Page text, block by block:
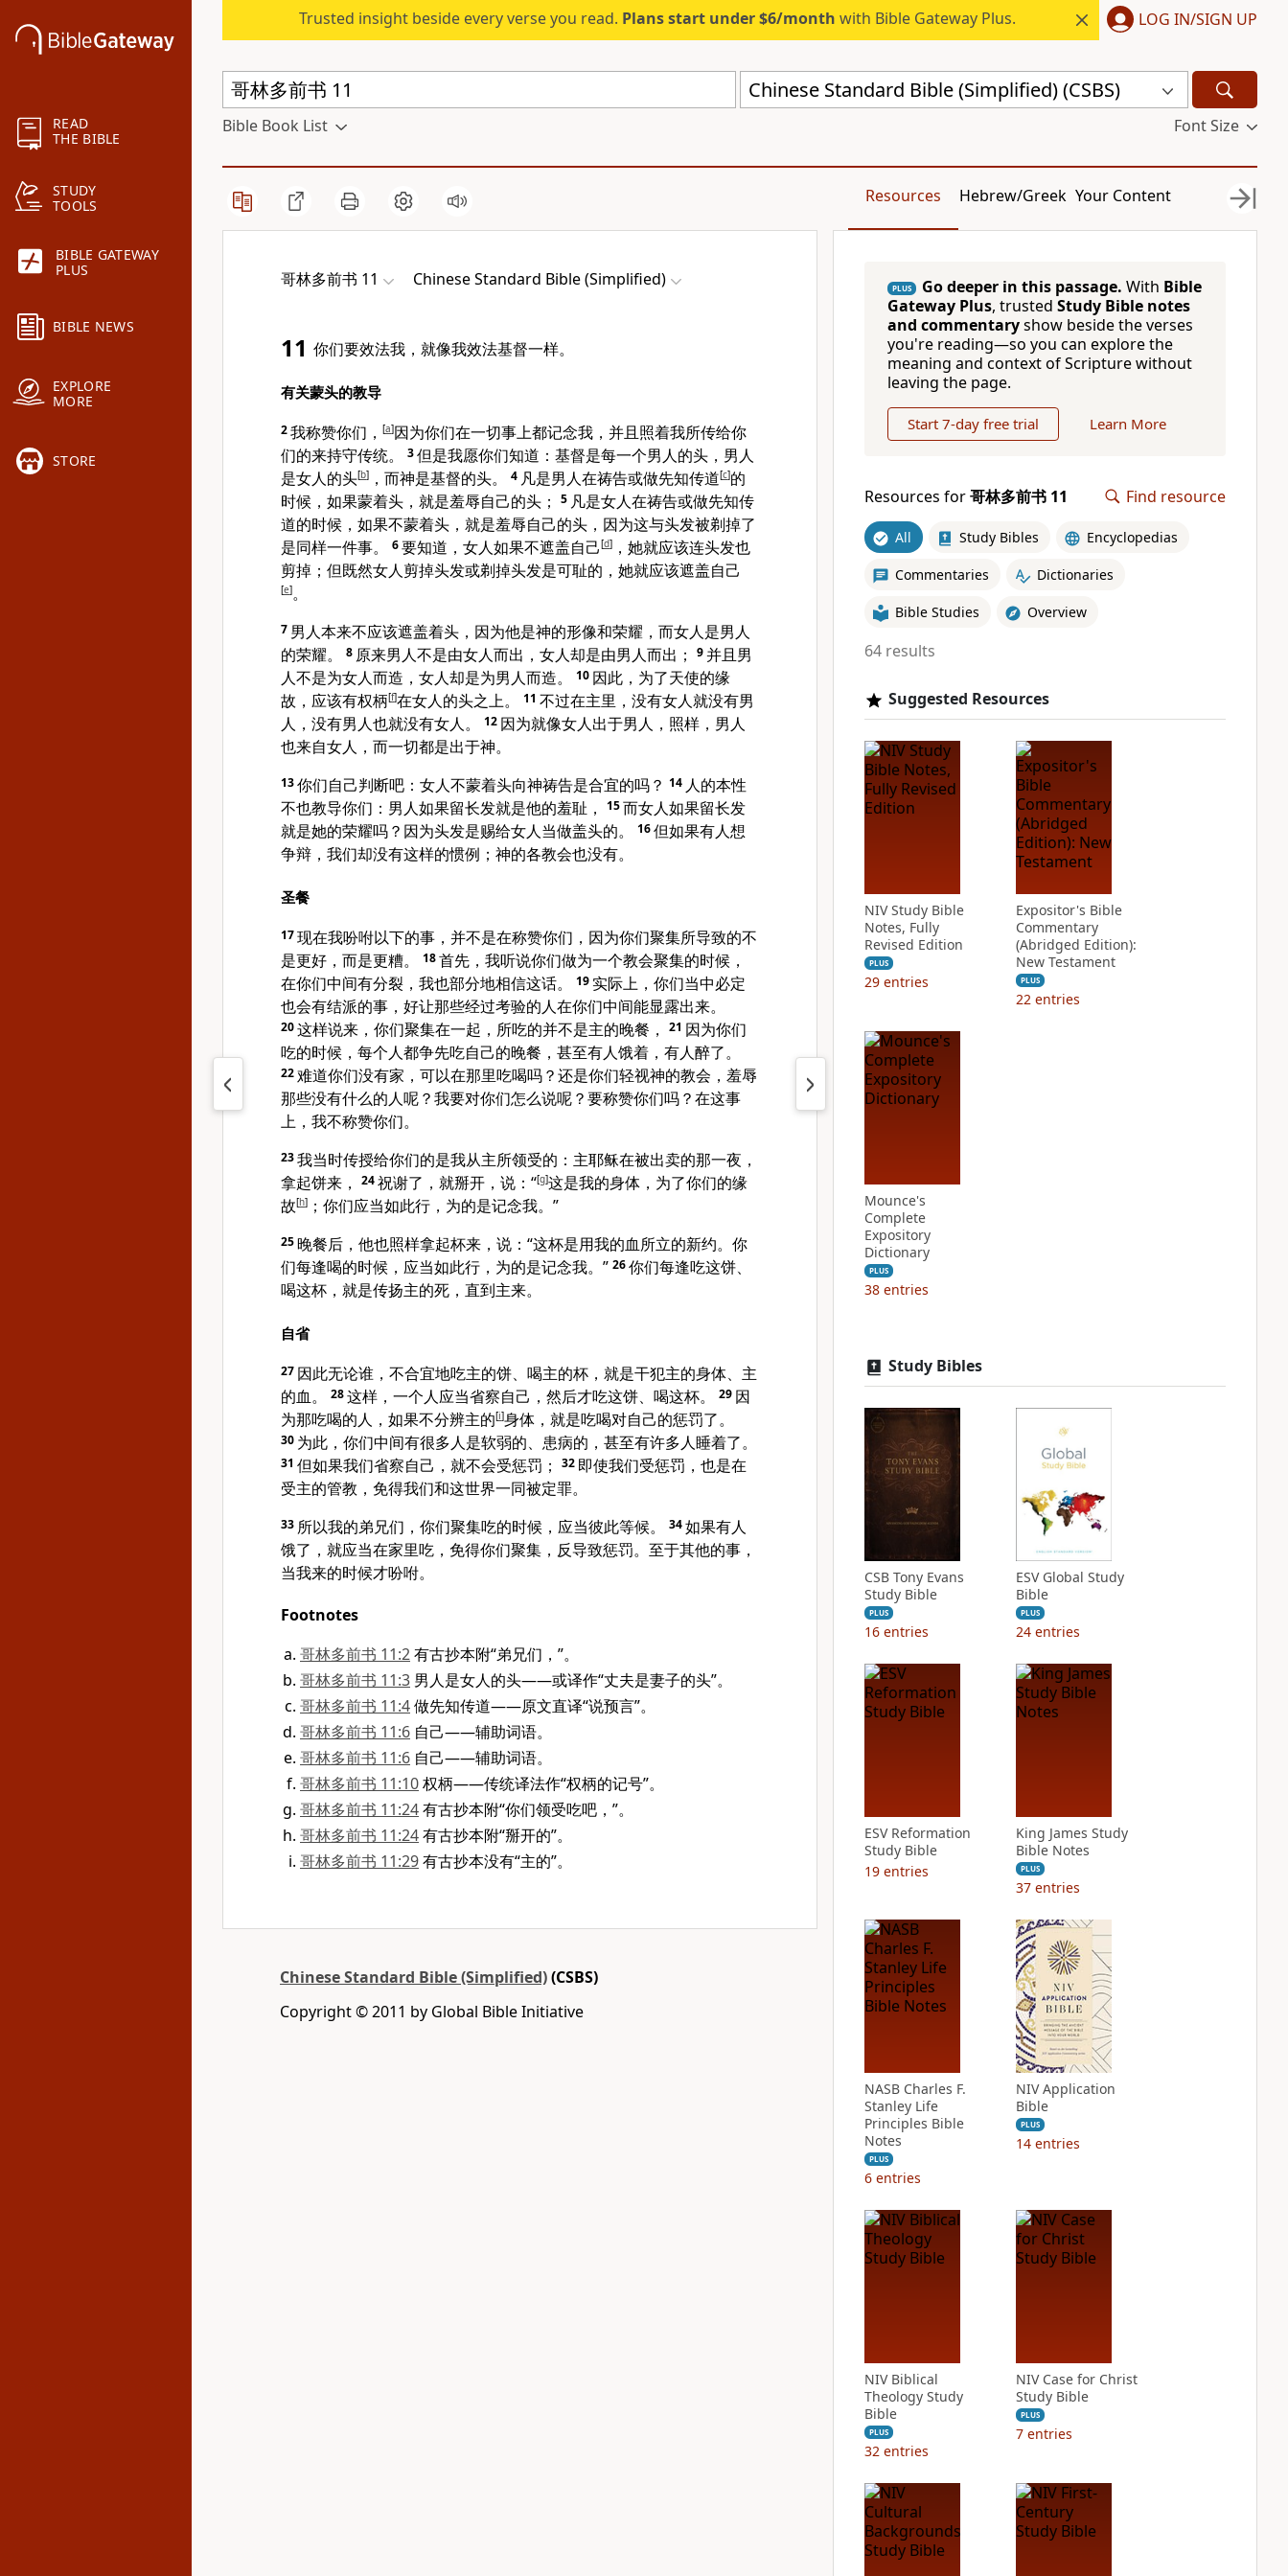
READ
THE BIBLE
STUDY
TOOLS
BIBLE GATEWAY
PLUS
BIBLE NEWS
EXPLORE
MORE
STORE
Trusted insight beside every verse you read. Plans start under $6/month with Bible Gateway Plus. LOG IN/SIGN UP
Chinese Standard Bible (Simplified) (CSBS)
Bible Book List Font Size
Resources Hebrew/Greek Your Content
哥林多前书 11 Chinese Standard Bible (Simplified)
11 你们要效法我，就像我效法基督一样。
有关蒙头的教导
2我称赞你们， [a]因为你们在一切事上都记念我，并且照着我所传给你
们的来持守传统。
3但是我愿你们知道：基督是每一个男人的头，男人
是女人的头[b] ，而神是基督的头。 4 凡是男人在祷告或做先知传道[c]的
时候，如果蒙着头，就是羞辱自己的头；
5 凡是女人在祷告或做先知传
道的时候，如果不蒙着头，就是羞辱自己的头，因为这与头发被剃掉了
是同样一件事。
6要知道，女人如果不遮盖自己[d] ，她就应该连头发也
剪掉；但既然女人剪掉头发或剃掉头发是可耻的，她就应该遮盖自己
[e]。
7 男人本来不应该遮盖着头，因为他是神的形像和荣耀，而女人是男人
的荣耀。
8 原来男人不是由女人而出，女人却是由男人而出； 9并且男
人不是为女人而造，女人却是为男人而造。
10 因此，为了天使的缘
故，应该有权柄[f]在女人的头之上。 11 不过在主里，没有女人就没有男
人，没有男人也就没有女人。
12 因为就像女人出于男人，照样，男人
也来自女人，而一切都是出于神。
13你们自己判断吧：女人不蒙着头向神祷告是合宜的吗？ 14 人的本性
不也教导你们：男人如果留长发就是他的羞耻，
15而女人如果留长发
就是她的荣耀吗？因为头发是赐给女人当做盖头的。
16但如果有人想
争辩，我们却没有这样的惯例；神的各教会也没有。
圣餐
17现在我吩咐以下的事，并不是在称赞你们，因为你们聚集所导致的不
是更好，而是更糟。
18首先，我听说你们做为一个教会聚集的时候，
在你们中间有分裂，我也部分地相信这话。
19 实际上，你们当中必定
也会有结派的事，好让那些经过考验的人在你们中间能显露出来。
20这样说来，你们聚集在一起，所吃的并不是主的晚餐， 21 因为你们
吃的时候，每个人都争先吃自己的晚餐，甚至有人饿着，有人醉了。
22难道你们没有家，可以在那里吃喝吗？还是你们轻视神的教会，羞辱
那些没有什么的人呢？我要对你们怎么说呢？要称赞你们吗？在这事
上，我不称赞你们。
23我当时传授给你们的是我从主所领受的：主耶稣在被出卖的那一夜，
拿起饼来，
24祝谢了，就掰开，说： “[g]这是我的身体，为了你们的缘
故[h] ；你们应当如此行，为的是记念我。”
25晚餐后，他也照样拿起杯来，说： “这杯是用我的血所立的新约。你
们每逢喝的时候，应当如此行，为的是记念我。” 26你们每逢吃这饼、
喝这杯，就是传扬主的死，直到主来。
自省
27 因此无论谁，不合宜地吃主的饼、喝主的杯，就是干犯主的身体、主
的血。
28这样，一个人应当省察自己，然后才吃这饼、喝这杯。 29 因
为那吃喝的人，如果不分辨主的[i]身体，就是吃喝对自己的惩罚了。
30 为此，你们中间有很多人是软弱的、患病的，甚至有许多人睡着了。
31 但如果我们省察自己，就不会受惩罚； 32 即使我们受惩罚，也是在
受主的管教，免得我们和这世界一同被定罪。
33 所以我的弟兄们，你们聚集吃的时候，应当彼此等候。 34如果有人
饿了，就应当在家里吃，免得你们聚集，反导致惩罚。至于其他的事，
当我来的时候才吩咐。
Footnotes
哥林多前书 11:2有古抄本附“弟兄们，”。
哥林多前书 11:3 男人是女人的头——或译作“丈夫是妻子的头”。
哥林多前书 11:4做先知传道——原文直译“说预言”。
哥林多前书 11:6 自己——辅助词语。
哥林多前书 11:6 自己——辅助词语。
哥林多前书 11:10权柄——传统译法作“权柄的记号”。
哥林多前书 11:24有古抄本附“你们领受吃吧，”。
哥林多前书 11:24有古抄本附“掰开的”。
哥林多前书 11:29有古抄本没有“主的”。
Chinese Standard Bible (Simplified)(CSBS)
Copyright © 2011 by Global Bible Initiative
PLUS Go deeper in this passage. With Bible
Gateway Plus, trusted Study Bible notes
and commentaryshow beside the verses
you're reading—so you can explore the
meaning and context of Scripture without
leaving the page.
Start 7-day free trial Learn More
Resources for哥林多前书 11 Find resource
All Study Bibles Encyclopedias
Commentaries Dictionaries
Bible Studies Overview
64 results
Suggested Resources
NIV Study Bible
Notes, Fully
Revised Edition
PLUS
29 entries
Expositor's Bible
Commentary
(Abridged Edition):
New Testament
PLUS
22 entries
Mounce's
Complete
Expository
Dictionary
PLUS
38 entries
Study Bibles
CSB Tony Evans
Study Bible
PLUS
16 entries
ESV Global Study
Bible
PLUS
24 entries
ESV Reformation
Study Bible
19 entries
King James Study
Bible Notes
PLUS
37 entries
NASB Charles F.
Stanley Life
Principles Bible
Notes
PLUS
6 entries
NIV Application
Bible
PLUS
14 entries
NIV Biblical
Theology Study
Bible
PLUS
32 entries
NIV Case for Christ
Study Bible
PLUS
7 entries